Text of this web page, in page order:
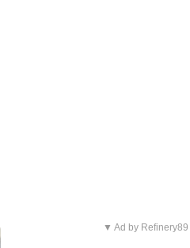
▼ Ad by Refinery89